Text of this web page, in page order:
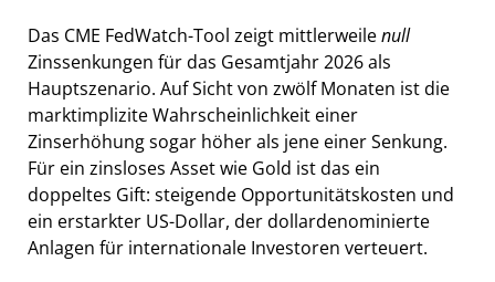
Das CME FedWatch-Tool zeigt mittlerweilenull
Zinssenkungen für das Gesamtjahr 2026 als
Hauptszenario. Auf Sicht von zwölf Monaten ist die
marktimplizite Wahrscheinlichkeit einer
Zinserhöhung sogar höher als jene einer Senkung.
Für ein zinsloses Asset wie Gold ist das ein
doppeltes Gift: steigende Opportunitätskosten und
ein erstarkter US-Dollar, der dollardenominierte
Anlagen für internationale Investoren verteuert.